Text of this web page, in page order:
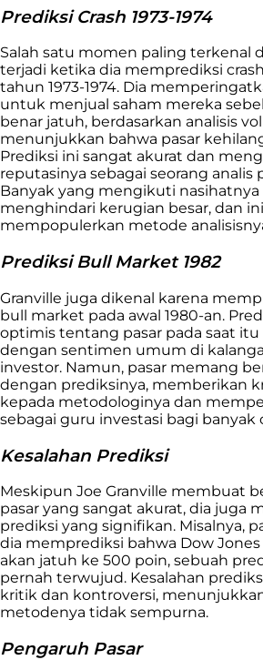
Prediksi Crash 1973-1974
Salah satu momen paling terkenal
terjadi ketika dia memprediksi
tahun 1973-1974. Dia
untuk menjual saham mereka
benar jatuh, berdasarkan analisis
menunjukkan bahwa pasar
Prediksi ini sangat akurat dan
reputasinya sebagai seorang analis
Banyak yang mengikuti nasihatnya
menghindari kerugian besar, dan
mempopulerkan metode
Prediksi Bull Market 1982
Granville juga dikenal karena
bull market pada awal 1980-an.
optimis tentang pasar pada saat
dengan sentimen umum di
investor. Namun, pasar memang
dengan prediksinya, memberikan
kepada metodologinya dan
sebagai guru investasi bagi banyak
Kesalahan Prediksi
Meskipun Joe Granville membuat
pasar yang sangat akurat, dia juga
prediksi yang signifikan. Misalnya,
dia memprediksi bahwa Dow
akan jatuh ke 500 poin, sebuah
pernah terwujud. Kesalahan
kritik dan kontroversi,
metodenya tidak sempurna.
Pengaruh Pasar